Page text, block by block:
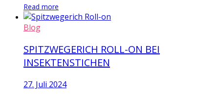
Read more
Blog
SPITZWEGERICH ROLL-ON BEI
INSEKTENSTICHEN
27. Juli 2024